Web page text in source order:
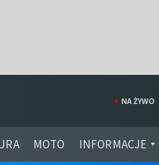
MOTO INFORMACJE
NA ŻYWO